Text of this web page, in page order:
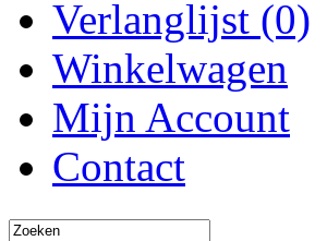
Verlanglijst (0)
Winkelwagen
Mijn Account
Contact